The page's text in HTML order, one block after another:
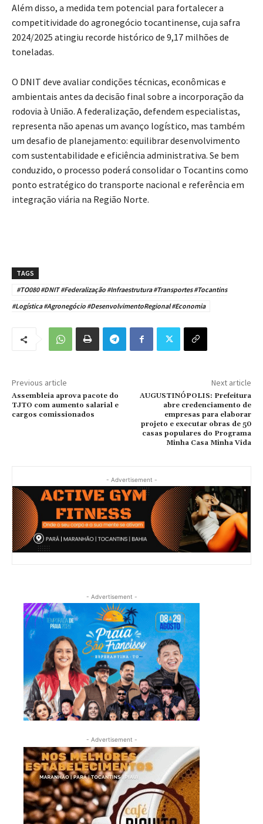
Além disso, a medida tem potencial para fortalecer a
competitividade do agronegócio tocantinense, cuja safra
2024/2025 atingiu recorde histórico de 9,17 milhões de
toneladas.
O DNIT deve avaliar condições técnicas, econômicas e
ambientais antes da decisão final sobre a incorporação da
rodovia à União. A federalização, defendem especialistas,
representa não apenas um avanço logístico, mas também
um desafio de planejamento: equilibrar desenvolvimento
com sustentabilidade e eficiência administrativa. Se bem
conduzido, o processo poderá consolidar o Tocantins como
ponto estratégico do transporte nacional e referência em
integração viária na Região Norte.
TAGS
#TO080 #DNIT #Federalização #Infraestrutura #Transportes #Tocantins
#Logística #Agronegócio #DesenvolvimentoRegional #Economia
Previous article
Assembleia aprova pacote do
TJTO com aumento salarial e
cargos comissionados
Next article
AUGUSTINÓPOLIS: Prefeitura
abre credenciamento de
empresas para elaborar
projeto e executar obras de 50
casas populares do Programa
Minha Casa Minha Vida
- Advertisement -
- Advertisement -
- Advertisement -